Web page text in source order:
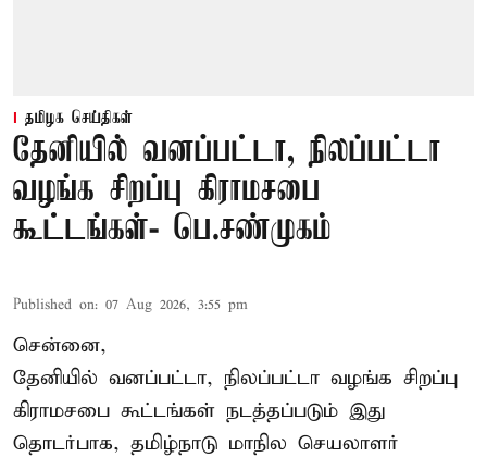
தமிழக செய்திகள்
தேனியில் வனப்பட்டா, நிலப்பட்டா
வழங்க சிறப்பு கிராமசபை
கூட்டங்கள்- பெ.சண்முகம்
Published on: 07 Aug 2026, 3:55 pm
சென்னை,
தேனியில் வனப்பட்டா, நிலப்பட்டா வழங்க சிறப்பு
கிராமசபை கூட்டங்கள் நடத்தப்படும் இது
தொடர்பாக, தமிழ்நாடு மாநில செயலாளர்